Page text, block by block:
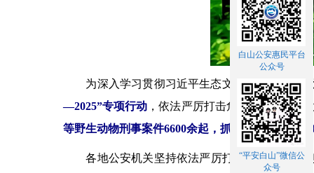
为深入学习贯彻习近平生态文明思想、习近平
—2025”专项行动 ，依法严厉打击危害鸟类等野生
等野生动物刑事案件6600余起，抓获犯罪嫌疑人
各地公安机关坚持依法严厉打击，对猎捕、收
白山公安惠民平台
公众号
“平安白山”微信公
众号